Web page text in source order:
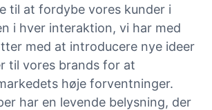
til at fordybe vores kunder i
i hver interaktion, vi har med
med at introducere nye ideer
til vores brands for at
høje forventninger.
har en levende belysning, der